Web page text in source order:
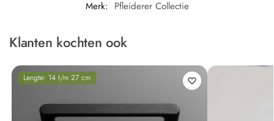
Merk: Pfleiderer Collectie
Klanten kochten ook
Lengte: 14 t/m 27 cm